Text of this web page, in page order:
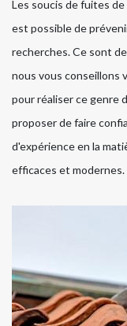
Les soucis de fuites
est possible de
recherches. Ce sont
nous vous conseillons
pour réaliser ce genre
proposer de faire
d'expérience en la
efficaces et modernes.